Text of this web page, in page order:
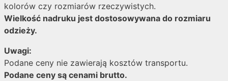
kolorów czy rozmiarów rzeczywistych.
Wielkość nadruku jest dostosowywana do rozmiaru
odzieży.
Uwagi:
Podane ceny nie zawierają kosztów transportu.
Podane ceny są cenami brutto.